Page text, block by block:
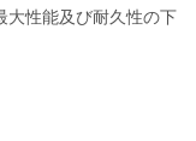
大性能及び耐久性の下